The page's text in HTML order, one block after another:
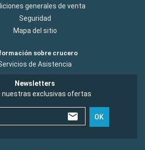
generales de venta
Seguridad
Mapa del sitio
sobre crucero
de Asistencia
Newsletters
nuestras exclusivas ofertas
OK